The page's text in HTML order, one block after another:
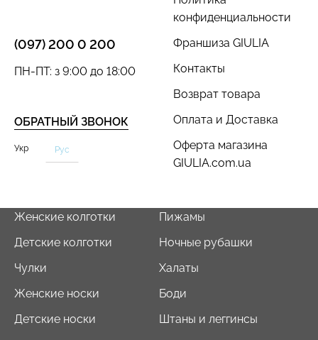
конфиденциальности
Франшиза GIULIA
Контакты
Возврат товара
Оплата и Доставка
Оферта магазина
GIULIA.com.ua
(097) 200 0 200
ОБРАТНЫЙ ЗВОНОК
ПН-ПТ: з 9:00 до 18:00
Укр Рус
Женские колготки
Детские колготки
Чулки
Женские носки
Детские носки
Пижамы
Ночные рубашки
Халаты
Боди
Штаны и леггинсы